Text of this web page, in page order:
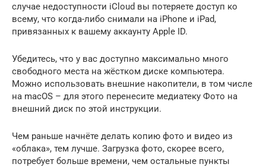
случае недоступности iCloud вы потеряете доступ ко
всему, что когда-либо снимали на iPhone и iPad,
привязанных к вашему аккаунту Apple ID.
Убедитесь, что у вас доступно максимально много
свободного места на жёстком диске компьютера.
Можно использовать внешние накопители, в том числе
на macOS – для этого перенесите медиатеку Фото на
внешний диск по этой инструкции.
Чем раньше начнёте делать копию фото и видео из
«облака», тем лучше. Загрузка фото, скорее всего,
потребует больше времени, чем остальные пункты